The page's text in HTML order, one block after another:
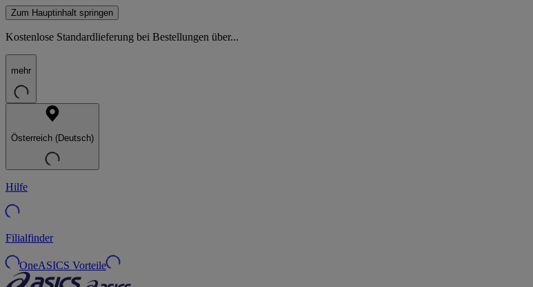
Zum Hauptinhalt springen
Kostenlose Standardlieferung bei Bestellungen über...
mehr
Österreich (Deutsch)
Hilfe
Filialfinder
OneASICS Vorteile